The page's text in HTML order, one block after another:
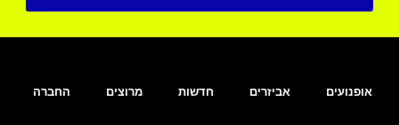
אופנועים אביזרים חדשות מרוצים החברה